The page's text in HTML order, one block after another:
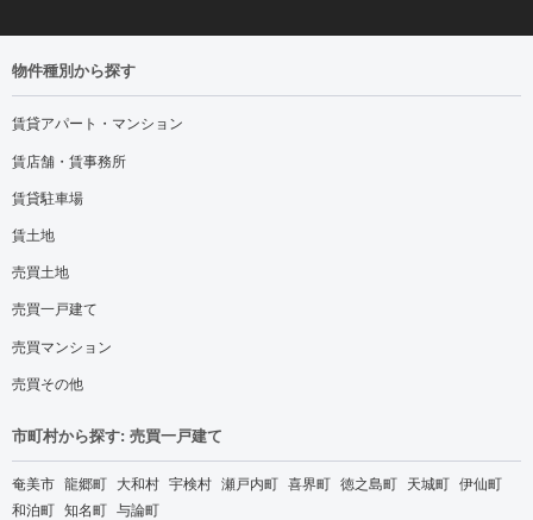
物件種別から探す
賃貸アパート・マンション
賃店舗・賃事務所
賃貸駐車場
賃土地
売買土地
売買一戸建て
売買マンション
売買その他
市町村から探す: 売買一戸建て
奄美市 龍郷町 大和村 宇検村 瀬戸内町 喜界町 徳之島町 天城町 伊仙町
和泊町 知名町 与論町